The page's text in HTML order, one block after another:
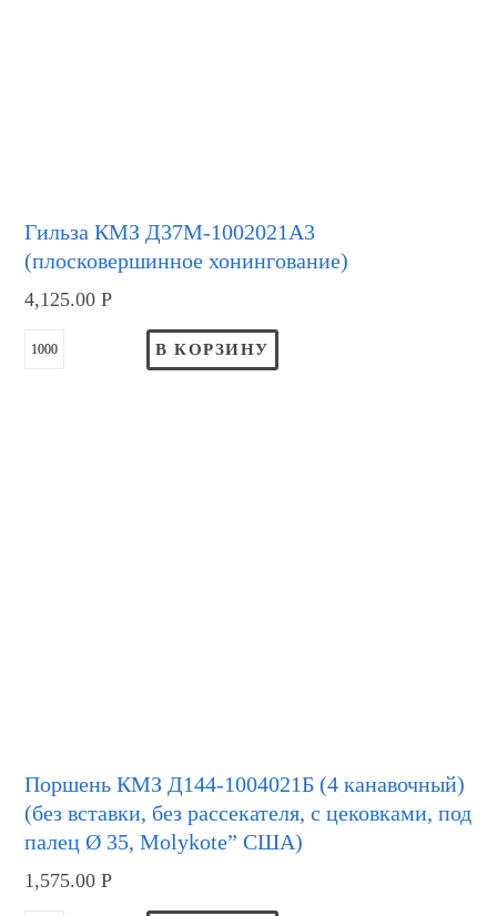
Гильза КМЗ Д37М-1002021А3
(плосковершинное хонингование)
4,125.00Р
В КОРЗИНУ
Поршень КМЗ Д144-1004021Б (4 канавочный)
(без вставки, без рассекателя, с цековками, под
палец Ø 35, Molykote” США)
1,575.00Р